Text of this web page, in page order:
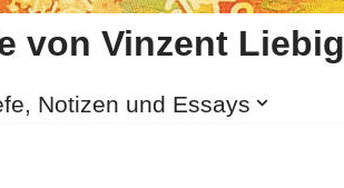
von Vinzent Liebig
Notizen und Essays